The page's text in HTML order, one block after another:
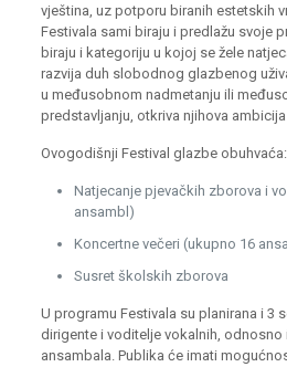
vještina, uz potporu biranih estetskih
Festivala sami biraju i predlažu svoje
biraju i kategoriju u kojoj se žele
razvija duh slobodnog glazbenog
u međusobnom nadmetanju ili
predstavljanju, otkriva njihova
Ovogodišnji Festival glazbe obuhvaća:
Natjecanje pjevačkih zborova i
ansambl)
Koncertne večeri (ukupno 16
Susret školskih zborova
U programu Festivala su planirana i 3
dirigente i voditelje vokalnih, odnosno
ansambala. Publika će imati